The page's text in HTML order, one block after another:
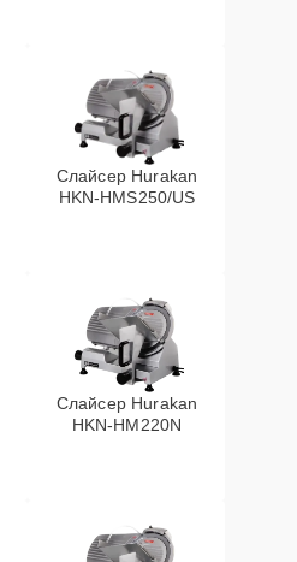
Слайсер Hurakan
HKN-HMS250/US
Слайсер Hurakan
HKN-HM220N